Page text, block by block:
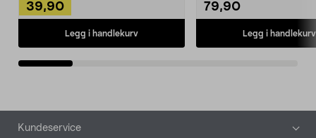
39,90
Legg i handlekurv
79,90
Legg i handlekurv
Bunntekst
Kundeservice